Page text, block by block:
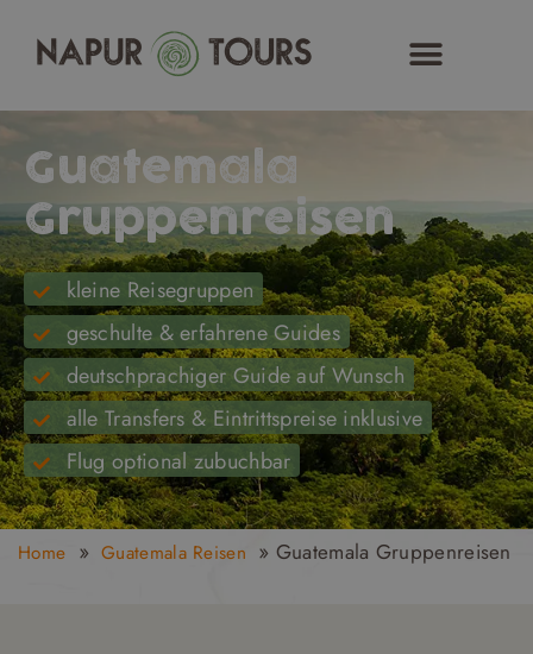
Inhalt
Guatemala
Gruppenreisen
kleine Reisegruppen
geschulte & erfahrene Guides
deutschprachiger Guide auf Wunsch
alle Transfers & Eintrittspreise inklusive
Flug optional zubuchbar
Home » Guatemala Reisen » Guatemala Gruppenreisen